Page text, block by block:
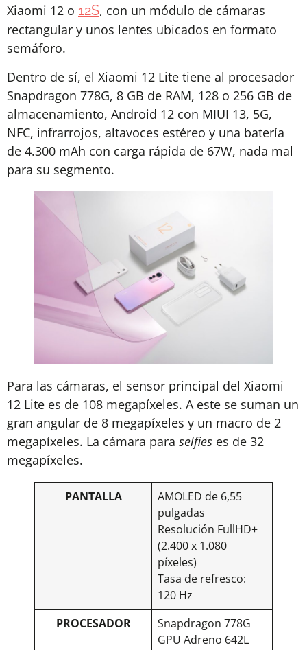
Xiaomi 12 o 12S, con un módulo de cámaras
rectangular y unos lentes ubicados en formato
semáforo.
Dentro de sí, el Xiaomi 12 Lite tiene al procesador
Snapdragon 778G, 8 GB de RAM, 128 o 256 GB de
almacenamiento, Android 12 con MIUI 13, 5G,
NFC, infrarrojos, altavoces estéreo y una batería
de 4.300 mAh con carga rápida de 67W, nada mal
para su segmento.
Para las cámaras, el sensor principal del Xiaomi
12 Lite es de 108 megapíxeles. A este se suman un
gran angular de 8 megapíxeles y un macro de 2
megapíxeles. La cámara para selfies es de 32
megapíxeles.
PANTALLA
AMOLED de 6,55
pulgadas
Resolución FullHD+
(2.400 x 1.080
píxeles)
Tasa de refresco:
120 Hz
PROCESADOR
Snapdragon 778G
GPU Adreno 642L